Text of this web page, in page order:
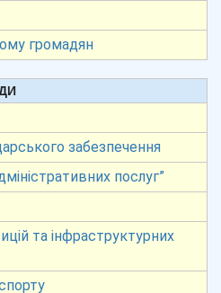
громадян
забезпечення
послуг”
та інфраструктурних